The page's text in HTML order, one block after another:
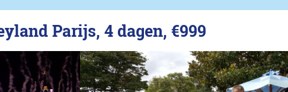
Parijs, 4 dagen, €999